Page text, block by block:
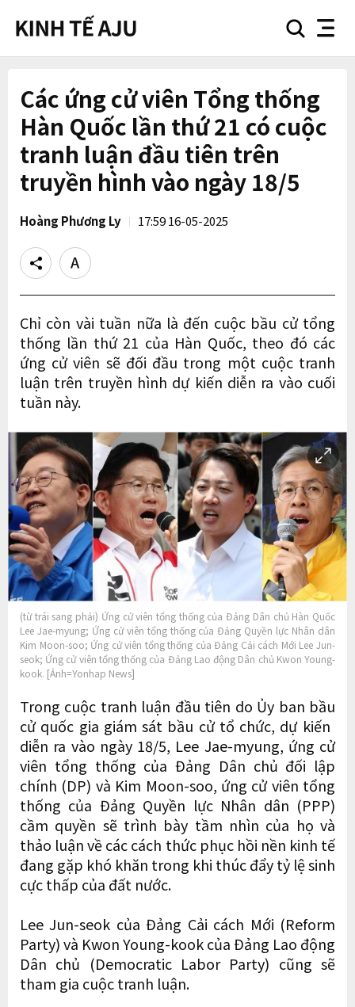
searchnav
Các ứng cử viên Tổng thống
Hàn Quốc lần thứ 21 có cuộc
tranh luận đầu tiên trên
truyền hình vào ngày 18/5
Hoàng Phương Ly 17:59 16-05-2025
Share
Text
size
Chỉ còn vài tuần nữa là đến cuộc bầu cử tổng
thống lần thứ 21 của Hàn Quốc, theo đó các
ứng cử viên sẽ đối đầu trong một cuộc tranh
luận trên truyền hình dự kiến ​​diễn ra vào cuối
tuần này.
(từ trái sang phải) Ứng cử viên tổng thống của Đảng Dân chủ Hàn Quốc
Lee Jae-myung; Ứng cử viên tổng thống của Đảng Quyền lực Nhân dân
Kim Moon-soo; Ứng cử viên tổng thống của Đảng Cải cách Mới Lee Jun-
seok; Ứng cử viên tổng thống của Đảng Lao động Dân chủ Kwon Young-
kook. [Ảnh=Yonhap News]
Trong cuộc tranh luận đầu tiên do Ủy ban bầu
cử quốc gia giám sát bầu cử tổ chức, dự kiến ​​
diễn ra vào ngày 18/5, Lee Jae-myung, ứng cử
viên tổng thống của Đảng Dân chủ đối lập
chính (DP) và Kim Moon-soo, ứng cử viên tổng
thống của Đảng Quyền lực Nhân dân (PPP)
cầm quyền sẽ trình bày tầm nhìn của họ và
thảo luận về các cách thức phục hồi nền kinh tế
đang gặp khó khăn trong khi thúc đẩy tỷ lệ sinh
cực thấp của đất nước.
Lee Jun-seok của Đảng Cải cách Mới (Reform
Party) và Kwon Young-kook của Đảng Lao động
Dân chủ (Democratic Labor Party) cũng sẽ
tham gia cuộc tranh luận.